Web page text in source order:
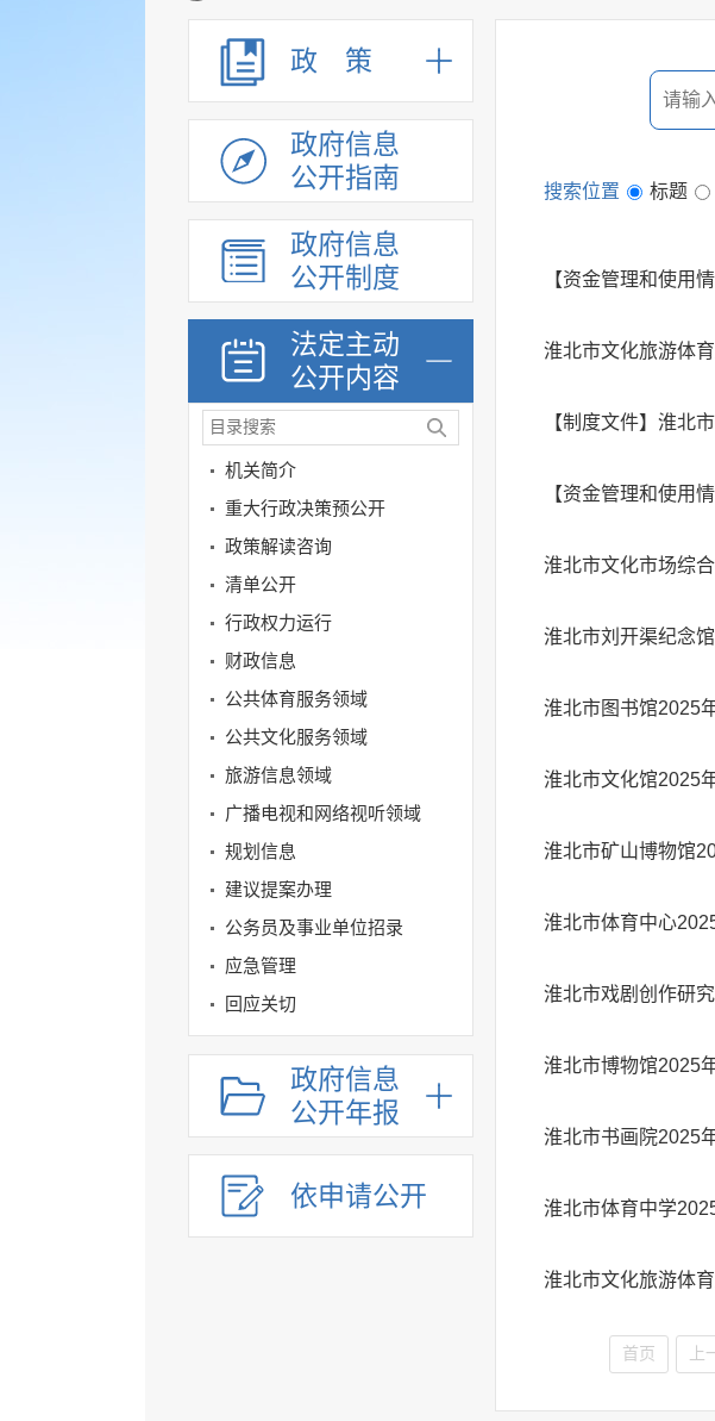
政 策
政府信息
公开指南
政府信息
公开制度
法定主动
公开内容
机关简介
重大行政决策预公开
政策解读咨询
清单公开
行政权力运行
财政信息
公共体育服务领域
公共文化服务领域
旅游信息领域
广播电视和网络视听领域
规划信息
建议提案办理
公务员及事业单位招录
应急管理
回应关切
监督保障
其他法定信息政府信息
公开年报
依申请公开
搜索位置 标题
【资金管理和使用
淮北市文化旅游体
【制度文件】淮北
【资金管理和使用
淮北市文化市场综
淮北市刘开渠纪念
淮北市图书馆2025
淮北市文化馆2025
淮北市矿山博物馆
淮北市体育中心
淮北市戏剧创作研
淮北市博物馆2025
淮北市书画院2025
淮北市体育中学
淮北市文化旅游体
首页 上